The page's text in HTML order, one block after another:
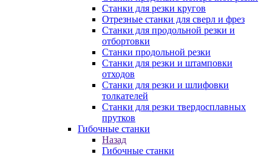
Станки для резки кругов
Отрезные станки для сверл и фрез
Станки для продольной резки и
отбортовки
Станки продольной резки
Станки для резки и штамповки
отходов
Станки для резки и шлифовки
толкателей
Станки для резки твердосплавных
прутков
Гибочные станки
Назад
Гибочные станки